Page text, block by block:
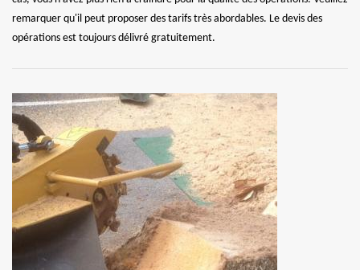
remarquer qu'il peut proposer des tarifs très abordables. Le devis des
opérations est toujours délivré gratuitement.